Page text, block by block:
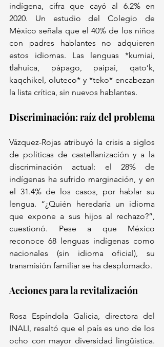
indígena, cifra que cayó al 6.2% en
2020. Un estudio del Colegio de
México señala que el 40% de los niños
con padres hablantes no adquieren
estos idiomas. Las lenguas *kumiai,
tlahuica, pápago, paipai, qato’k,
kaqchikel, oluteco* y *teko* encabezan
la lista crítica, sin nuevos hablantes.
Vázquez-Rojas atribuyó la crisis a siglos
de políticas de castellanización y a la
discriminación actual: el 28% de
indígenas ha sufrido marginación, y en
el 31.4% de los casos, por hablar su
lengua. “¿Quién heredaría un idioma
que expone a sus hijos al rechazo?”,
cuestionó. Pese a que México
reconoce 68 lenguas indígenas como
nacionales (sin idioma oficial), su
Acciones para la revitalización
Rosa Espíndola Galicia, directora del
INALI, resaltó que el país es uno de los
ocho con mayor diversidad lingüística.